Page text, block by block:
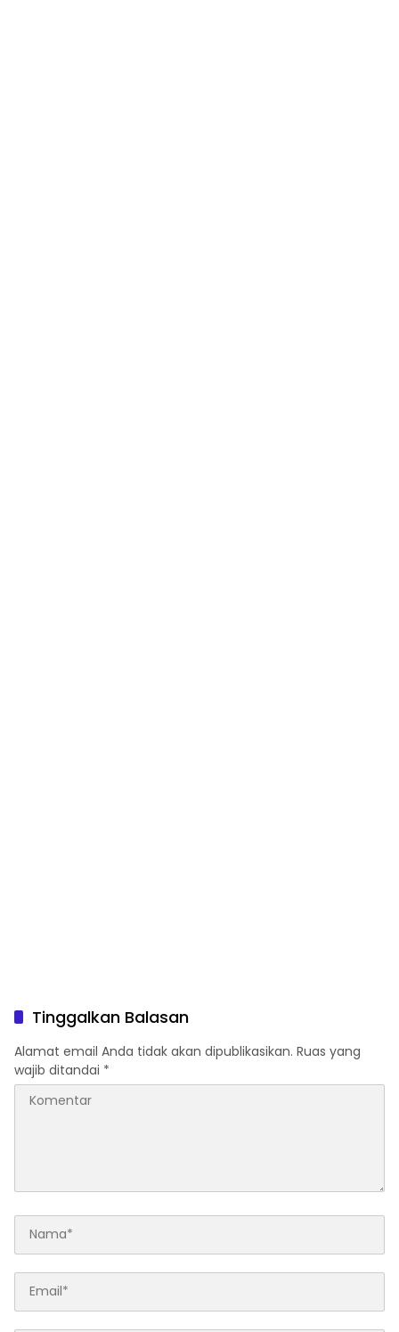
Tinggalkan Balasan
Alamat email Anda tidak akan dipublikasikan. Ruas yang
wajib ditandai *